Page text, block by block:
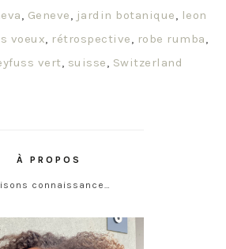
, Geneve, jardin botanique, leon
voeux, rétrospective, robe rumba,
vert, suisse, Switzerland
À PROPOS
connaissance…